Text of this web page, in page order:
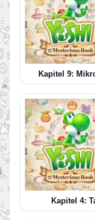
Kapitel 9:
Kapitel 4: